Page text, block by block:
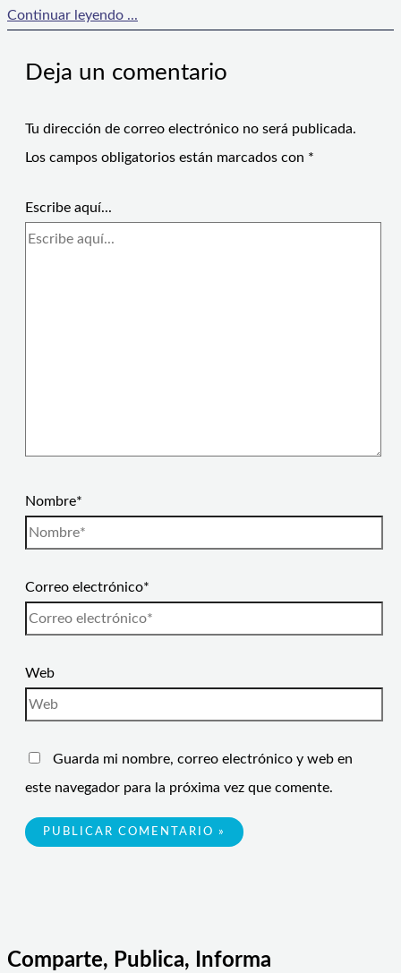
Continuar leyendo ...
Deja un comentario
Tu dirección de correo electrónico no será publicada.
Los campos obligatorios están marcados con *
Escribe aquí...
Nombre*
Correo electrónico*
Web
Guarda mi nombre, correo electrónico y web en
este navegador para la próxima vez que comente.
Comparte, Publica, Informa